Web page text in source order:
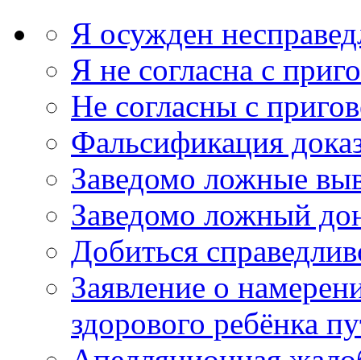
Я осужден
Я не согласна с
Не согласны с
Фальсификация
Заведомо ложные
Заведомо ложный
Добиться
Заявление о
здорового ребёнка